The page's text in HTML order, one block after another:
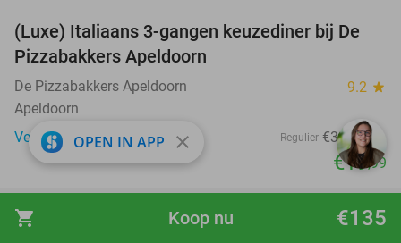
shopping_cart €135
Koop nu
35%
(Luxe) Italiaans 3-gangen keuzediner bij De
Pizzabakkers Apeldoorn
De Pizzabakkers Apeldoorn 9.2 star
Apeldoorn
Verkocht: 406
Regulier €30,75
€19,99
favorite_border
OPEN IN APP close